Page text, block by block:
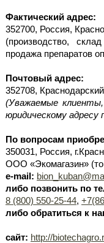
Фактический адрес:
352700, Россия,
(производство,
продажа препаратов
Почтовый адрес:
352708,
(Уважаемые
юридическому
По вопросам
350031, Россия,
ООО «Экомагазин»
e-mail:
либо позвонить по
8 (800) 550-25-44,
либо обратиться к
сайт: http://